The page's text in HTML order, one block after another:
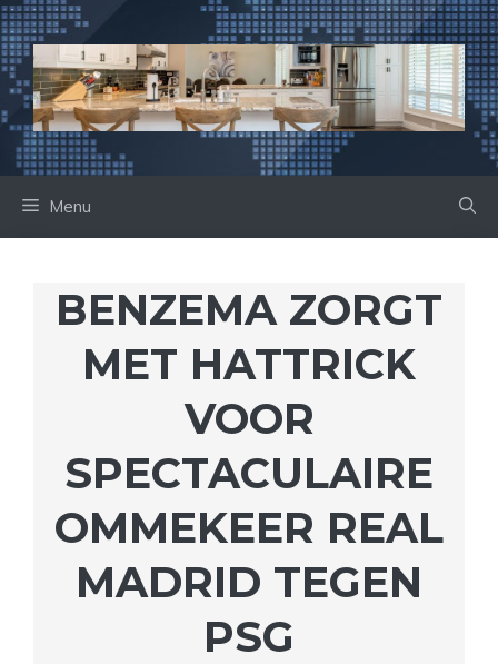
Ga
naar
de
inhoud
Menu
BENZEMA ZORGT
MET HATTRICK
VOOR
SPECTACULAIRE
OMMEKEER REAL
MADRID TEGEN
PSG